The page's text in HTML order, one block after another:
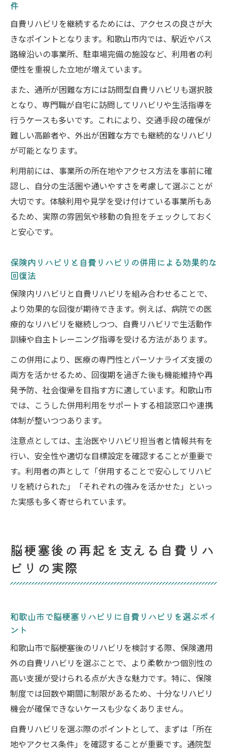
ビリ選択
件
自費リハビリを継続するためには、アクセスの良さが大
きなポイントとなります。和歌山市内では、駅近やバス
路線沿いの事業所、駐車場完備の施設など、利用者の利
便性を重視した立地が増えています。
また、通所が困難な方には訪問型自費リハビリも選択肢
となり、専門職が自宅に訪問してリハビリや生活指導を
行うケースも多いです。これにより、交通手段の確保が
難しい高齢者や、外出が困難な方でも継続的なリハビリ
が可能となります。
利用前には、事業所の所在地やアクセス方法を事前に確
認し、自分の生活圏や通いやすさを考慮して選ぶことが
大切です。体験利用や見学を受け付けている事業所もあ
るため、実際の雰囲気や移動の負担をチェックしておく
と安心です。
保険内リハビリと自費リハビリの併用による効果的な
回復法
保険内リハビリと自費リハビリを組み合わせることで、
より効果的な回復が期待できます。例えば、病院での医
療的なリハビリを継続しつつ、自費リハビリで生活動作
訓練や自主トレーニング指導を受ける方法があります。
この併用により、医療の専門性とパーソナライズ支援の
両方を活かせるため、回復期を過ぎた後も機能維持や再
発予防、社会復帰を目指す方に適しています。和歌山市
では、こうした併用利用をサポートする相談窓口や連携
体制が整いつつあります。
注意点としては、主治医やリハビリ担当者と情報共有を
行い、安全性や適切な目標設定を確認することが重要で
す。利用者の声として「併用することで安心してリハビ
リを続けられた」「それぞれの強みを活かせた」といっ
た実感も多く寄せられています。
脳梗塞後の再起を支える自費リハ
ビリの実際
和歌山市で脳梗塞リハビリに自費リハビリを選ぶポイ
ント
和歌山市で脳梗塞後のリハビリを検討する際、保険適用
外の自費リハビリを選ぶことで、より柔軟かつ個別性の
高い支援が受けられる点が大きな魅力です。特に、保険
制度では回数や期間に制限があるため、十分なリハビリ
機会が確保できないケースも少なくありません。
自費リハビリを選ぶ際のポイントとして、まずは「所在
地やアクセス条件」を確認することが重要です。通院型